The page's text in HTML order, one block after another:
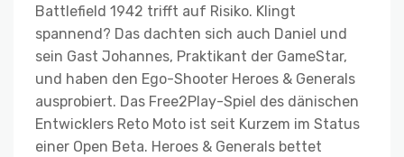
Battlefield 1942 trifft auf Risiko. Klingt
spannend? Das dachten sich auch Daniel und
sein Gast Johannes, Praktikant der GameStar,
und haben den Ego-Shooter Heroes & Generals
ausprobiert. Das Free2Play-Spiel des dänischen
Entwicklers Reto Moto ist seit Kurzem im Status
einer Open Beta. Heroes & Generals bettet